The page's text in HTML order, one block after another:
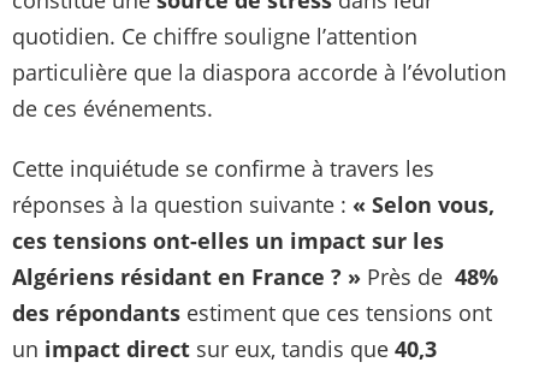
quotidien. Ce chiffre souligne l’attention
particulière que la diaspora accorde à l’évolution
de ces événements.
Cette inquiétude se confirme à travers les
réponses à la question suivante : « Selon vous,
ces tensions ont-elles un impact sur les
Algériens résidant en France ? » Près de 48%
des répondants estiment que ces tensions ont
un impact direct sur eux, tandis que 40,3